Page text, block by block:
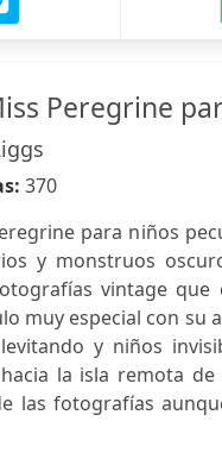
Peregrine
370
para niños
y monstruos
vintage
muy especial con
y niños
la isla remota
las fotografías